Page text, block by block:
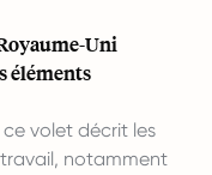
Uni
éléments
ce volet décrit les
notamment